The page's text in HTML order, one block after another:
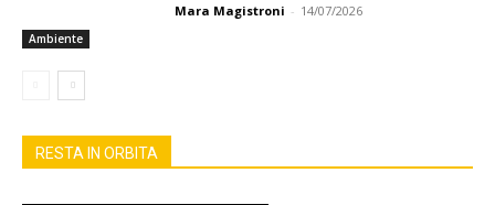
Ambiente
Mara Magistroni - 14/07/2026
RESTA IN ORBITA